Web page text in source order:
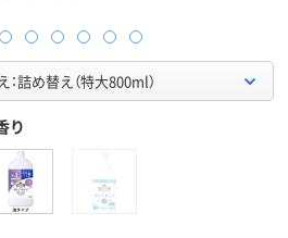
詰め替え（特大800ml）
り